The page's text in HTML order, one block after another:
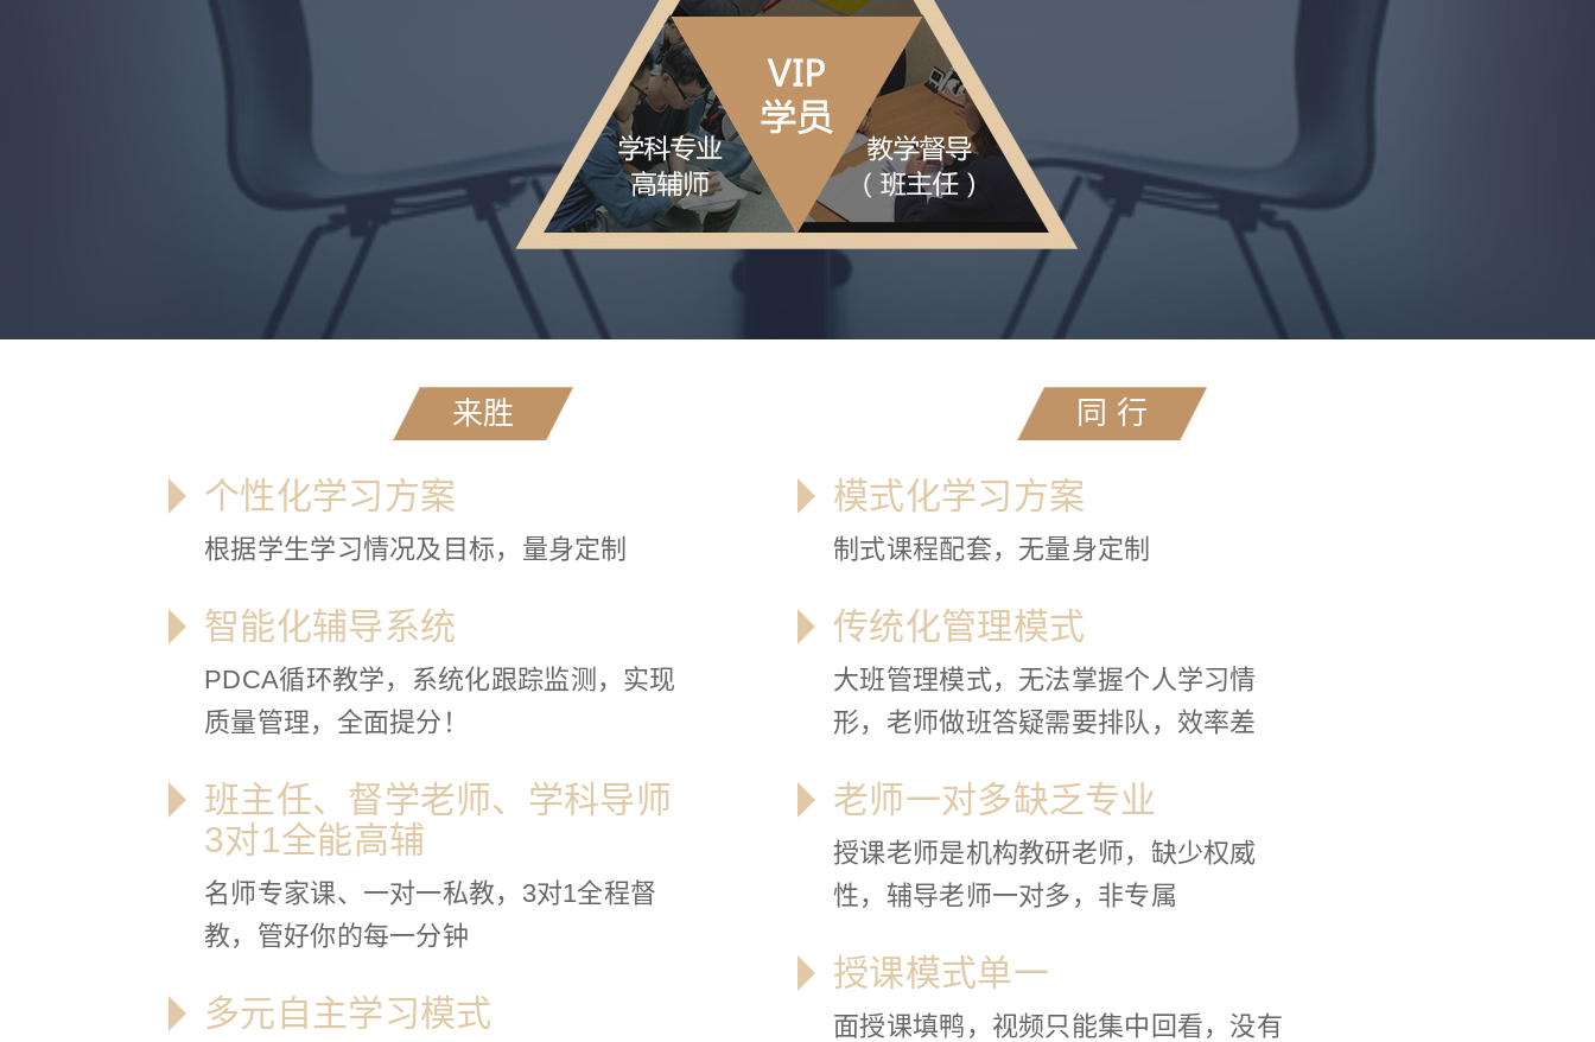
来胜
个性化学习方案
根据学生学习情况及目标，量身定制
智能化辅导系统
PDCA循环教学，系统化跟踪监测，实现
质量管理，全面提分！
班主任、督学老师、学科导师
3对1全能高辅
名师专家课、一对一私教，3对1全程督
教，管好你的每一分钟
多元自主学习模式
同 行
模式化学习方案
制式课程配套，无量身定制
传统化管理模式
大班管理模式，无法掌握个人学习情
形，老师做班答疑需要排队，效率差
老师一对多缺乏专业
授课老师是机构教研老师，缺少权威
性，辅导老师一对多，非专属
授课模式单一
面授课填鸭，视频只能集中回看，没有